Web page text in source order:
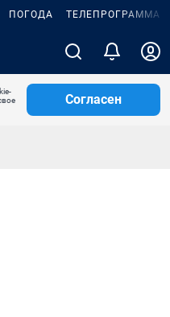
ПОГОДА ТЕЛЕПРОГРАММА
Согласен